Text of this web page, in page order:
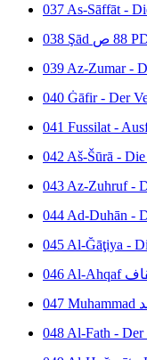
037 As-Sāffāt -
038 Şād ص 88
039 Az-Zumar -
040 Ġāfir - Der
041 Fussilat -
042 Aš-Šūrā -
043 Az-Zuhruf -
044 Ad-Duhān -
045 Al-Ğāţiya -
046 Al-Ahqaf
047 Muhammad
048 Al-Fath - Der